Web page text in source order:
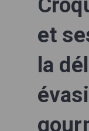
et
la